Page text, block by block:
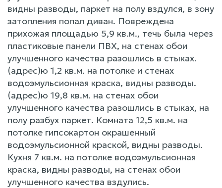
видны разводы, паркет на полу вздулся, в зону
затопления попал диван. Повреждена
прихожая площадью 5,9 кв.м., течь была через
пластиковые панели ПВХ, на стенах обои
улучшенного качества разошлись в стыках.
(адрес)ю 1,2 кв.м. на потолке и стенах
водоэмульсионная краска, видны разводы.
(адрес)ю 19,8 кв.м. на стенах обои
улучшенного качества разошлись в стыках, на
полу разбух паркет. Комната 12,5 кв.м. на
потолке гипсокартон окрашенный
водоэмульсионной краской, видны разводы.
Кухня 7 кв.м. на потолке водоэмульсионная
краска, видны разводы, на стенах обои
улучшенного качества вздулись.